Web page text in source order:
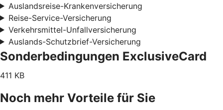
Auslandsreise-Krankenversicherung
Reise-Service-Versicherung
Verkehrsmittel-Unfallversicherung
Auslands-Schutzbrief-Versicherung
Sonderbedingungen ExclusiveCard
411 KB
Noch mehr Vorteile für Sie